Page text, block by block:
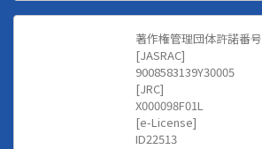
著作権管理団体許諾番号
[JASRAC]
9008583139Y30005
[JRC]
X000098F01L
[e-License]
ID22513